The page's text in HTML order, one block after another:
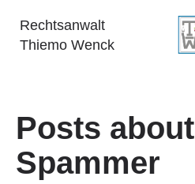
Rechtsanwalt
Thiemo Wenck
Posts about
Spammer